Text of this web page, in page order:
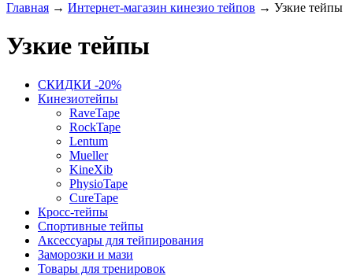
Главная → Интернет-магазин кинезио тейпов → Узкие тейпы
Узкие тейпы
СКИДКИ -20%
Кинезиотейпы
RaveTape
RockTape
Lentum
Mueller
KineXib
PhysioTape
CureTape
Кросс-тейпы
Спортивные тейпы
Аксессуары для тейпирования
Заморозки и мази
Товары для тренировок